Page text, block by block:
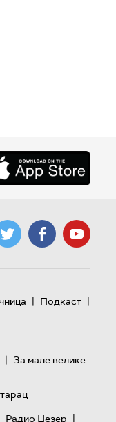
| Подкаст |
| За мале велике
Радио Џезер |